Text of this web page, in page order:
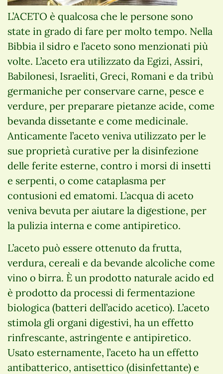
L’ACETO è qualcosa che le persone sono
state in grado di fare per molto tempo. Nella
Bibbia il sidro e l’aceto sono menzionati più
volte. L’aceto era utilizzato da Egizi, Assiri,
Babilonesi, Israeliti, Greci, Romani e da tribù
germaniche per conservare carne, pesce e
verdure, per preparare pietanze acide, come
bevanda dissetante e come medicinale.
Anticamente l’aceto veniva utilizzato per le
sue proprietà curative per la disinfezione
delle ferite esterne, contro i morsi di insetti
e serpenti, o come cataplasma per
contusioni ed ematomi. L’acqua di aceto
veniva bevuta per aiutare la digestione, per
la pulizia interna e come antipiretico.
L’aceto può essere ottenuto da frutta,
verdura, cereali e da bevande alcoliche come
vino o birra. È un prodotto naturale acido ed
è prodotto da processi di fermentazione
biologica (batteri dell’acido acetico). L’aceto
stimola gli organi digestivi, ha un effetto
rinfrescante, astringente e antipiretico.
Usato esternamente, l’aceto ha un effetto
antibatterico, antisettico (disinfettante) e